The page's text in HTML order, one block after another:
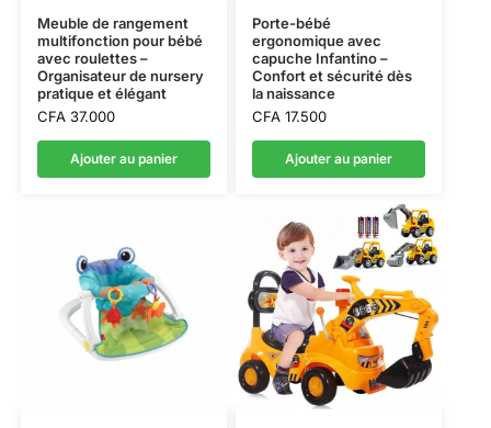
Meuble de rangement
multifonction pour bébé
avec roulettes –
Organisateur de nursery
pratique et élégant
CFA37.000
Ajouter au panier
Porte-bébé
ergonomique avec
capuche Infantino –
Confort et sécurité dès
la naissance
CFA17.500
Ajouter au panier